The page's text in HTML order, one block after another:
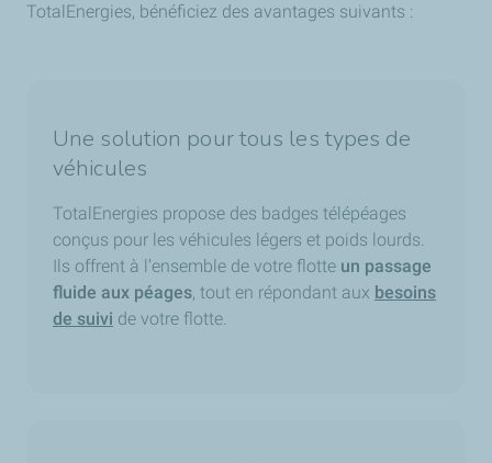
TotalEnergies, bénéficiez des avantages suivants :
Une solution pour tous les types de
véhicules
TotalEnergies propose des badges télépéages
conçus pour les véhicules légers et poids lourds.
Ils offrent à l’ensemble de votre flotte un passage
fluide aux péages, tout en répondant aux besoins
de suivi de votre flotte.